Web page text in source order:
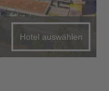
Hotel auswählen